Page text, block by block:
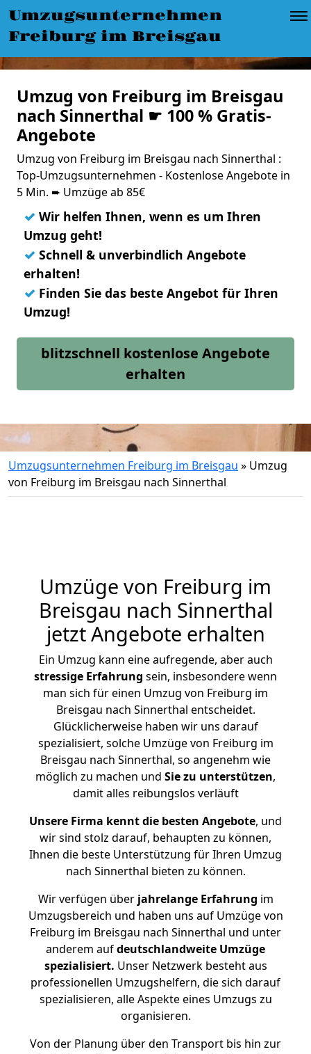
Umzugsunternehmen
Freiburg im Breisgau
Umzug von Freiburg im Breisgau
nach Sinnerthal ☛ 100 % Gratis-
Angebote
Umzug von Freiburg im Breisgau nach Sinnerthal :
Top-Umzugsunternehmen - Kostenlose Angebote in
5 Min. ➨ Umzüge ab 85€
✓ Wir helfen Ihnen, wenn es um Ihren
Umzug geht!
✓ Schnell & unverbindlich Angebote
erhalten!
✓ Finden Sie das beste Angebot für Ihren
Umzug!
blitzschnell kostenlose Angebote
erhalten
Umzugsunternehmen Freiburg im Breisgau » Umzug
von Freiburg im Breisgau nach Sinnerthal
Umzüge von Freiburg im
Breisgau nach Sinnerthal
jetzt Angebote erhalten
Ein Umzug kann eine aufregende, aber auch
stressige Erfahrung sein, insbesondere wenn
man sich für einen Umzug von Freiburg im
Breisgau nach Sinnerthal entscheidet.
Glücklicherweise haben wir uns darauf
spezialisiert, solche Umzüge von Freiburg im
Breisgau nach Sinnerthal, so angenehm wie
möglich zu machen und Sie zu unterstützen,
damit alles reibungslos verläuft
Unsere Firma kennt die besten Angebote, und
wir sind stolz darauf, behaupten zu können,
Ihnen die beste Unterstützung für Ihren Umzug
nach Sinnerthal bieten zu können.
Wir verfügen überjahrelange Erfahrung im
Umzugsbereich und haben uns auf Umzüge von
Freiburg im Breisgau nach Sinnerthal und unter
anderem aufdeutschlandweite Umzüge
spezialisiert. Unser Netzwerk besteht aus
professionellen Umzugshelfern, die sich darauf
spezialisieren, alle Aspekte eines Umzugs zu
organisieren.
Von der Planung über den Transport bis hin zur